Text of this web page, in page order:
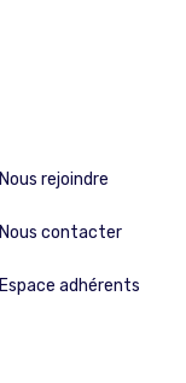
Nous rejoindre
Nous contacter
Espace adhérents